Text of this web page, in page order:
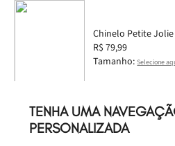
TENHA UMA
PERSONALIZADA
Chinelo Petite
PJ6979 35
R$ 79,99
Tamanho: Selecione